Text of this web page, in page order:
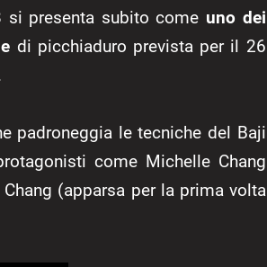
si presenta subito come uno dei
di picchiaduro prevista per il 26
padroneggia le tecniche del Baji
come Michelle Chang
(apparsa per la prima volta